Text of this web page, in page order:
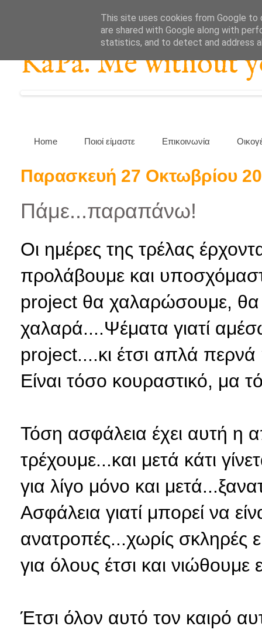
KaPa. Me without
Home Ποιοί είμαστε Επικοινωνία
Παρασκευή 27 Οκτωβρίου
Πάμε...παραπάνω!
Οι ημέρες της τρέλας
προλάβουμε και
project θα χαλαρώσουμε,
χαλαρά....Ψέματα γιατί
project....κι έτσι απλά
Είναι τόσο κουραστικό, μα
Τόση ασφάλεια έχει αυτή η
τρέχουμε...και μετά κάτι
για λίγο μόνο και
Ασφάλεια γιατί μπορεί να
ανατροπές...χωρίς σκληρές
για όλους έτσι και
Έτσι όλον αυτό τον καιρό
This site uses cookies from Google to
are shared with Google along with
statistics, and to detect and address